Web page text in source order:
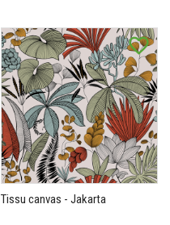
favorite_border
Tissu canvas - Jakarta